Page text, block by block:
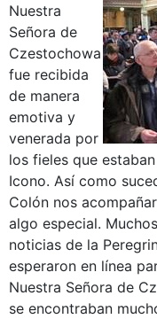
Nuestra
Señora de
Czestochowa
fue recibida
de manera
emotiva y
venerada por
los fieles que
Icono. Así como
Colón nos
algo especial.
noticias de la
esperaron en línea
Nuestra Señora de
se encontraban